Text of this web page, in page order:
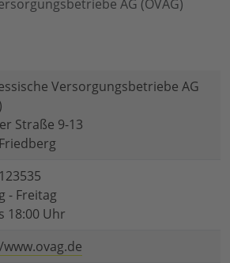
Versorgungsbetriebe AG
Straße 9-13
- Freitag
18:00 Uhr